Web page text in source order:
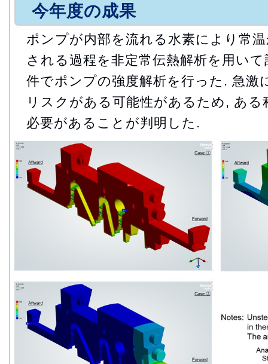
今年度の成果
ポンプが内部を流れる水素により常
される過程を非定常伝熱解析を用い
件でポンプの強度解析を行った. 急激
リスクがある可能性があるため, あ
必要があることが判明した.